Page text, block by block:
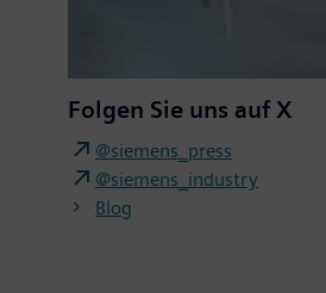
Folgen Sie uns auf X
@siemens_press
@siemens_industry
Blog